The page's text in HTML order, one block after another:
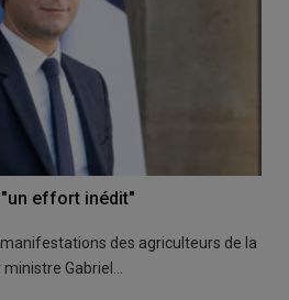
effort inédit"
des agriculteurs de la
Gabriel…